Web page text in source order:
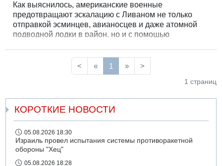
Как выяснилось, американские военные
предотвращают эскалацию с Ливаном не только
отправкой эсминцев, авианосцев и даже атомной
подводной лодки в район, но и с помощью
<
« 1 » >
1 страниц
КОРОТКИЕ НОВОСТИ
05.08.2026 18:30
Израиль провел испытания системы противоракетной
обороны "Хец"
05.08.2026 18:28